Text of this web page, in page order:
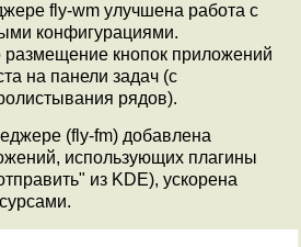
fly-wm улучшена работа с
конфигурациями.
кнопок приложений
на панели задач (с
рядов).
(fly-fm) добавлена
использующих плагины
из KDE), ускорена